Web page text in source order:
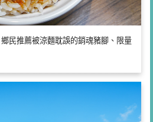
民推薦被涼麵耽誤的銷魂豬腳、限量